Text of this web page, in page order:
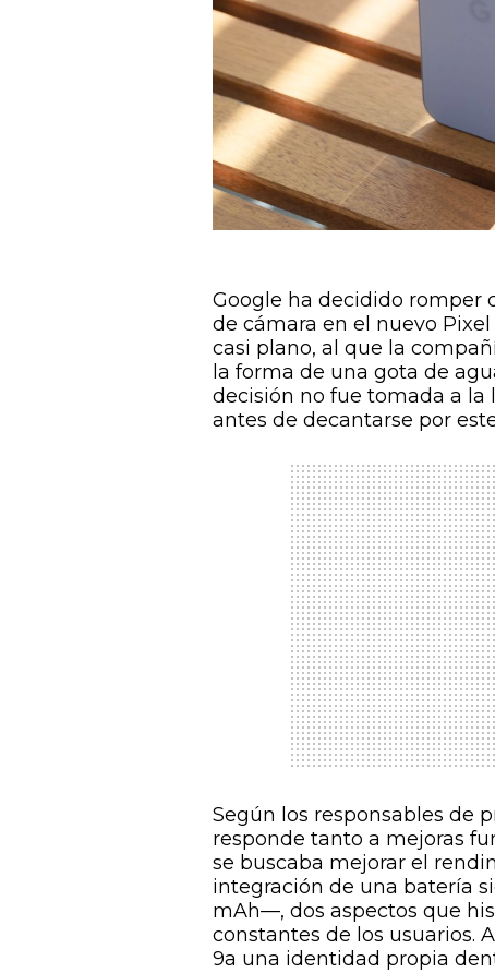
Google ha decidido romper
de cámara en el nuevo
casi plano, al que la
la forma de una gota de
decisión no fue tomada a la
antes de decantarse por
Según los responsables de
responde tanto a mejoras
se buscaba mejorar el
integración de una batería
mAh—, dos aspectos que
constantes de los usuarios.
9a una identidad propia